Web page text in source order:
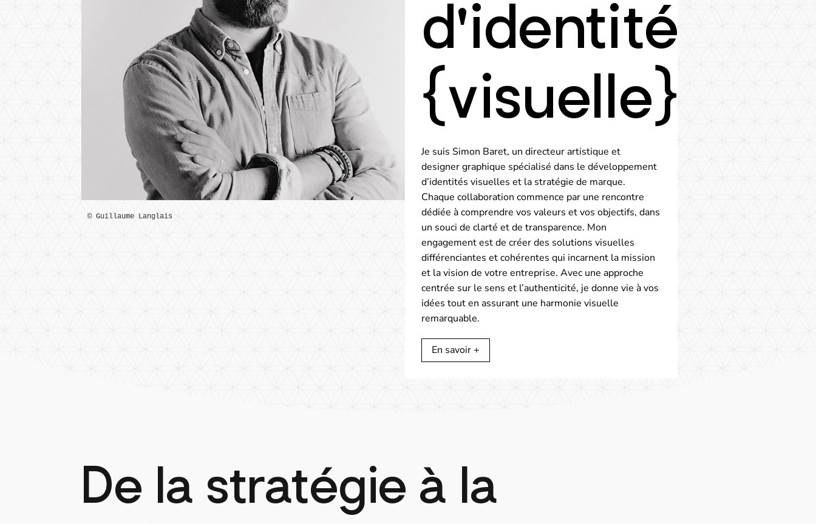
© Guillaume Langlais
d'identité
{visuelle}
Je suis Simon Baret, un directeur artistique et
designer graphique spécialisé dans le développement
d’identités visuelles et la stratégie de marque.
Chaque collaboration commence par une rencontre
dédiée à comprendre vos valeurs et vos objectifs, dans
un souci de clarté et de transparence. Mon
engagement est de créer des solutions visuelles
différenciantes et cohérentes qui incarnent la mission
et la vision de votre entreprise. Avec une approche
centrée sur le sens et l’authenticité, je donne vie à vos
idées tout en assurant une harmonie visuelle
remarquable.
En savoir +
De la stratégie à la